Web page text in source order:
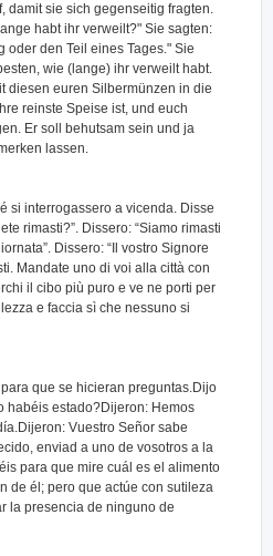
damit sie sich gegenseitig fragten.
habt ihr verweilt?" Sie sagten:
oder den Teil eines Tages." Sie
wie (lange) ihr verweilt habt.
diesen euren Silbermünzen in die
reinste Speise ist, und euch
Er soll behutsam sein und ja
lassen.
si interrogassero a vicenda. Disse
rimasti?”. Dissero: “Siamo rimasti
Dissero: “Il vostro Signore
Mandate uno di voi alla città con
il cibo più puro e ve ne porti per
e faccia sì che nessuno si
que se hicieran preguntas.Dijo
habéis estado?Dijeron: Hemos
Vuestro Señor sabe
enviad a uno de vosotros a la
para que mire cuál es el alimento
de él; pero que actúe con sutileza
la presencia de ninguno de